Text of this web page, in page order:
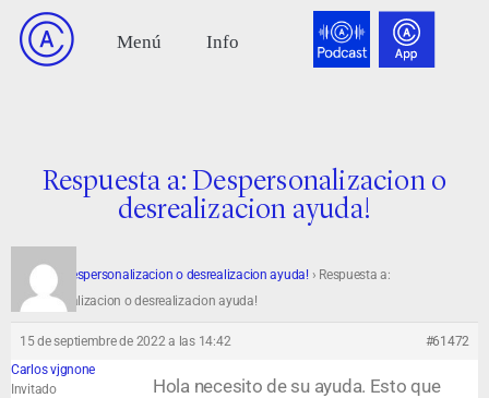
Respuesta a: Despersonalizacion o
desrealizacion ayuda!
Foro › Despersonalizacion o desrealizacion ayuda! › Respuesta a:
Despersonalizacion o desrealizacion ayuda!
15 de septiembre de 2022 a las 14:42
#61472
Carlos vjgnone
Invitado
Hola necesito de su ayuda. Esto que